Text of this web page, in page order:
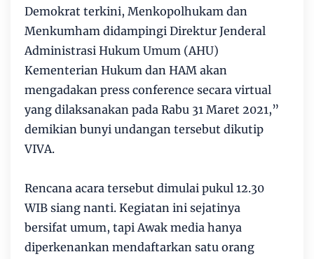
Demokrat terkini, Menkopolhukam dan
Menkumham didampingi Direktur Jenderal
Administrasi Hukum Umum (AHU)
Kementerian Hukum dan HAM akan
mengadakan press conference secara virtual
yang dilaksanakan pada Rabu 31 Maret 2021,”
demikian bunyi undangan tersebut dikutip
VIVA.
Rencana acara tersebut dimulai pukul 12.30
WIB siang nanti. Kegiatan ini sejatinya
bersifat umum, tapi Awak media hanya
diperkenankan mendaftarkan satu orang